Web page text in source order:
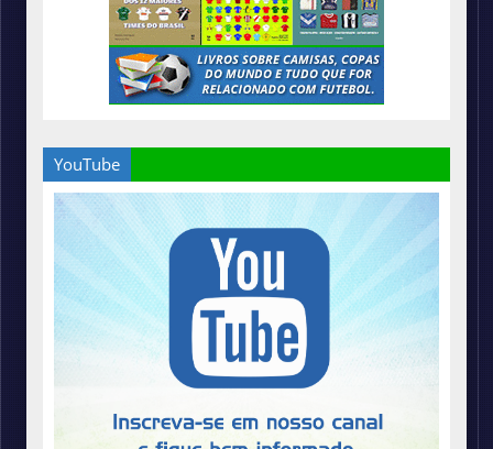
YouTube